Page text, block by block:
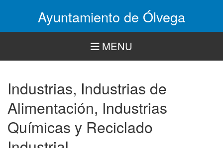
Ayuntamiento de Ólvega
MENU
Industrias, Industrias de
Alimentación, Industrias
Químicas y Reciclado